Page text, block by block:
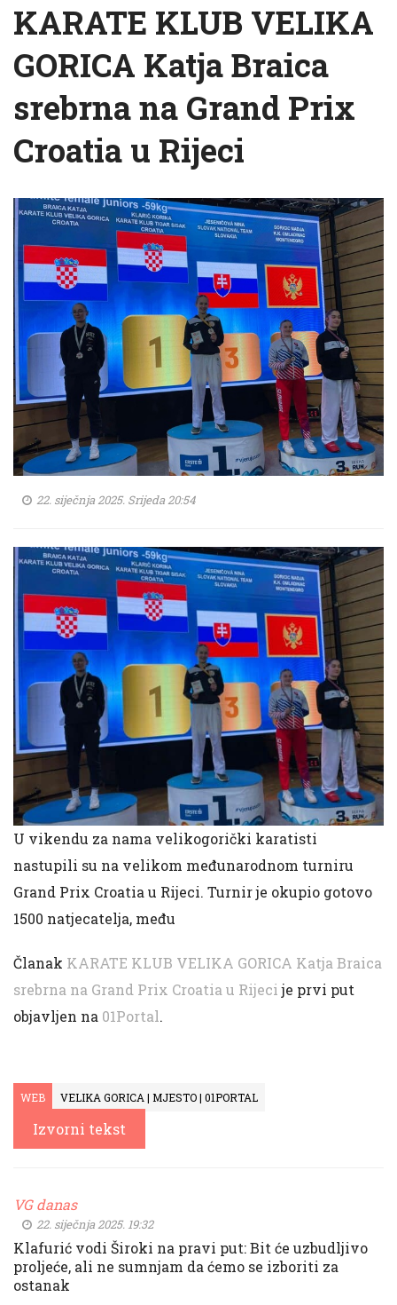
KARATE KLUB VELIKA
GORICA Katja Braica
srebrna na Grand Prix
Croatia u Rijeci
22. siječnja 2025. Srijeda 20:54
U vikendu za nama velikogorički karatisti
nastupili su na velikom međunarodnom turniru
Grand Prix Croatia u Rijeci. Turnir je okupio gotovo
1500 natjecatelja, među
Članak KARATE KLUB VELIKA GORICA Katja Braica
srebrna na Grand Prix Croatia u Rijeci je prvi put
objavljen na 01Portal.
WEB VELIKA GORICA | MJESTO | 01PORTAL
Izvorni tekst
VG danas
22. siječnja 2025. 19:32
Klafurić vodi Široki na pravi put: Bit će uzbudljivo
proljeće, ali ne sumnjam da ćemo se izboriti za
ostanak